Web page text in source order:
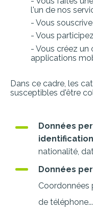
l'un de nos
- Vous
- Vous
- Vous créez un
applications
Dans ce cadre, les
susceptibles d'être
Données
nationalité,
Données
Coordonnées
de téléphone...